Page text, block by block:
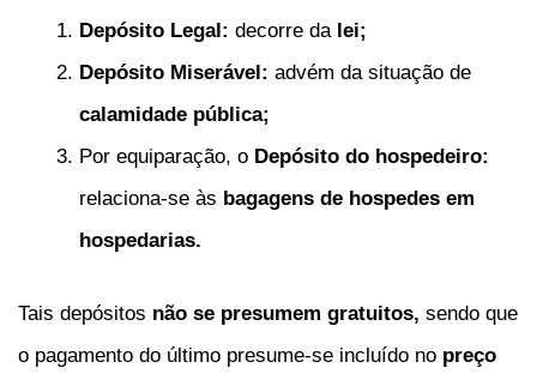
Depósito Legal: decorre da lei;
Depósito Miserável: advém da situação de
calamidade pública;
Por equiparação, o Depósito do hospedeiro:
relaciona-se às bagagens de hospedes em
hospedarias.
Tais depósitos não se presumem gratuitos, sendo que
o pagamento do último presume-se incluído no preço